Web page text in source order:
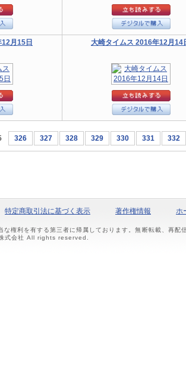
月15日 大崎タイムス 2016年12月14
326 327 328 329 330 331 332
特定商取引法に基づく表示 著作権情報 ホ
権利を有する第三者に帰属しております。無断転載、再配
式会社 All rights reserved.